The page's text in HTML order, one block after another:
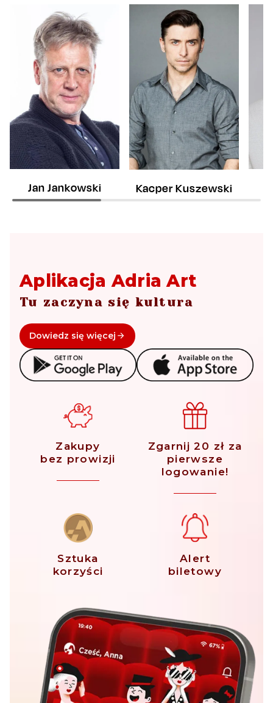
Jan Jankowski Kacper Kuszewski
Aplikacja Adria Art
Tu zaczyna się kultura
Dowiedz się więcej
Zakupy
bez prowizji
Zgarnij 20 zł za
pierwsze
logowanie!
Sztuka
korzyści
Alert
biletowy